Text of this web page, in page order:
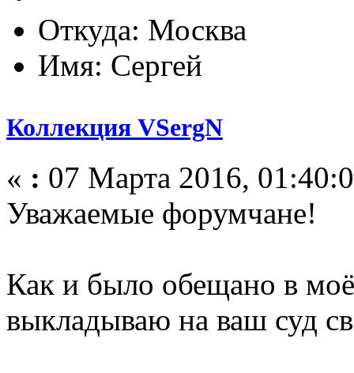
Откуда: Москва
Имя: Сергей
Коллекция VSergN
« : 07 Марта 2016,
Уважаемые форумчане!
Как и было обещано в
выкладываю на ваш суд